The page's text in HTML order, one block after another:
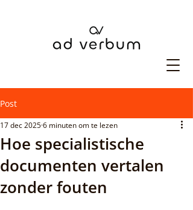
Post
Hoe specialistische
documenten vertalen
zonder fouten
17 dec 20256 minuten om te lezen